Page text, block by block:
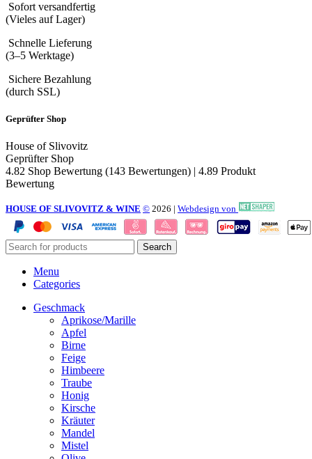
Sofort versandfertig
(Vieles auf Lager)
Schnelle Lieferung
(3–5 Werktage)
Sichere Bezahlung
(durch SSL)
Geprüfter Shop
House of Slivovitz
Geprüfter Shop
4.82 Shop Bewertung (143 Bewertungen)
4.89 Produkt
Bewertung
HOUSE OF SLIVOVITZ & WINE © 2026 | Webdesign von
Search
Menu
Categories
Geschmack
Aprikose/Marille
Apfel
Birne
Feige
Himbeere
Traube
Honig
Kirsche
Kräuter
Mandel
Mistel